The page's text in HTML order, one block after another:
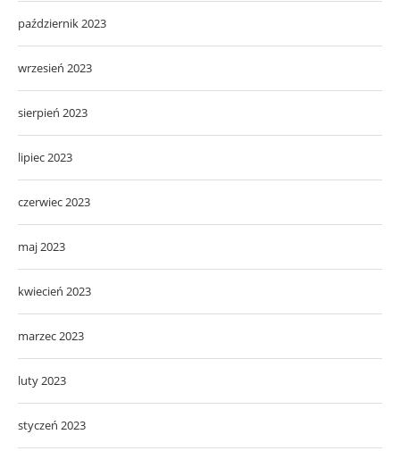
październik 2023
wrzesień 2023
sierpień 2023
lipiec 2023
czerwiec 2023
maj 2023
kwiecień 2023
marzec 2023
luty 2023
styczeń 2023